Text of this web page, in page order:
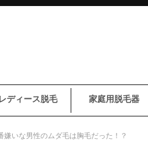
レディース脱毛 家庭用脱毛器
いな男性のムダ毛は胸毛だった！？